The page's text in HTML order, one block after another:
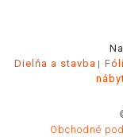
Dielňa a stavba
Obchodné